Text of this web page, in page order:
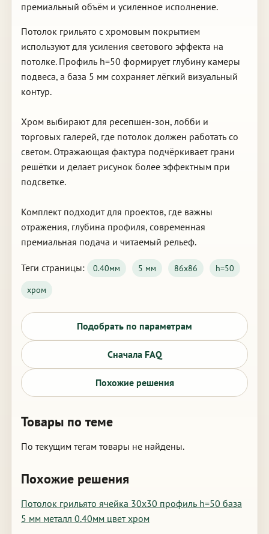
премиальный объём и усиленное исполнение.
Потолок грильято с хромовым покрытием
используют для усиления светового эффекта на
потолке. Профиль h=50 формирует глубину камеры
подвеса, а база 5 мм сохраняет лёгкий визуальный
контур.
Хром выбирают для ресепшен-зон, лобби и
торговых галерей, где потолок должен работать со
светом. Отражающая фактура подчёркивает грани
решётки и делает рисунок более эффектным при
подсветке.
Комплект подходит для проектов, где важны
отражения, глубина профиля, современная
премиальная подача и читаемый рельеф.
Теги страницы: 0.40мм 5 мм 86х86
h=50
хром
Подобрать по параметрам
Сначала FAQ
Похожие решения
Товары по теме
По текущим тегам товары не найдены.
Похожие решения
Потолок грильято ячейка 30х30 профиль h=50 база
5 мм металл 0.40мм цвет хром